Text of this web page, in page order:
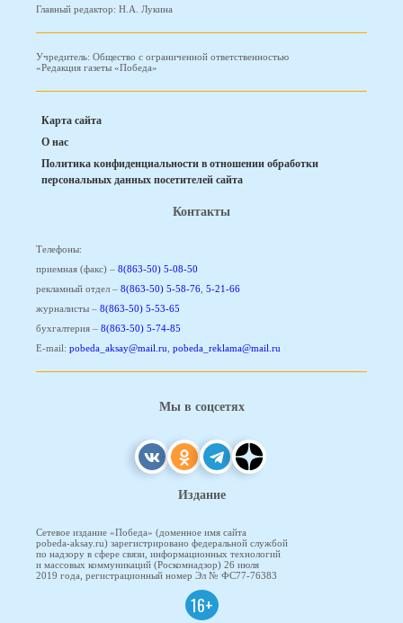
Главный редактор: Н.А. Лукина
Учредитель: Общество с ограниченной ответственностью
«Редакция газеты «Победа»
Карта сайта
О нас
Политика конфиденциальности в отношении обработки
персональных данных посетителей сайта
Контакты
Телефоны:
приемная (факс) – 8(863-50) 5-08-50
рекламный отдел – 8(863-50) 5-58-76, 5-21-66
журналисты – 8(863-50) 5-53-65
бухгалтерия – 8(863-50) 5-74-85
E-mail: pobeda_aksay@mail.ru, pobeda_reklama@mail.ru
Мы в соцсетях
Издание
Сетевое издание «Победа» (доменное имя сайта
pobeda-aksay.ru) зарегистрировано федеральной службой
по надзору в сфере связи, информационных технологий
и массовых коммуникаций (Роскомнадзор) 26 июля
2019 года, регистрационный номер Эл № ФС77-76383
16+